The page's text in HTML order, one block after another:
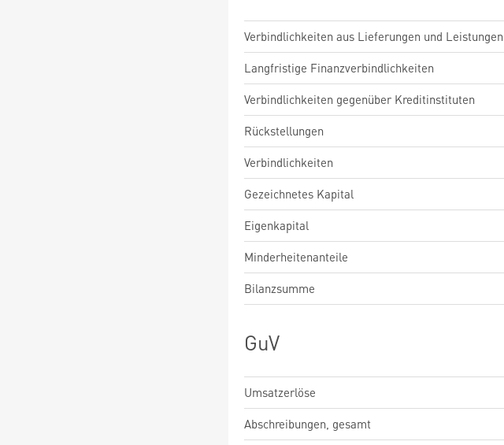
Verbindlichkeiten aus Lieferungen und Leistungen
Langfristige Finanzverbindlichkeiten
Verbindlichkeiten gegenüber Kreditinstituten
Rückstellungen
Verbindlichkeiten
Gezeichnetes Kapital
Eigenkapital
Minderheitenanteile
Bilanzsumme
GuV
Umsatzerlöse
Abschreibungen, gesamt